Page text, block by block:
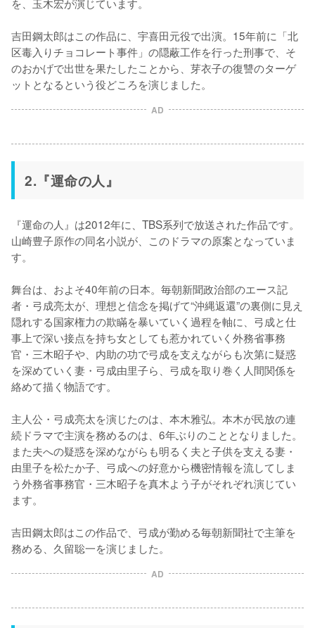
吉田鋼太郎はこの作品に、宇喜田元役で出演。15年前に「北
区毒入りチョコレート事件」の隠蔽工作を行った刑事で、そ
のおかげで出世を果たしたことから、芽衣子の復讐のターゲ
ットとなるという役どころを演じました。
AD
2.『運命の人』
『運命の人』は2012年に、TBS系列で放送された作品です。
山崎豊子原作の同名小説が、このドラマの原案となっていま
す。
舞台は、およそ40年前の日本。毎朝新聞政治部のエース記
者・弓成亮太が、理想と信念を掲げて“沖縄返還”の裏側に見え
隠れする国家権力の欺瞞を暴いていく過程を軸に、弓成と仕
事上で深い接点を持ち女としても惹かれていく外務省事務
官・三木昭子や、内助の功で弓成を支えながらも次第に疑惑
を深めていく妻・弓成由里子ら、弓成を取り巻く人間関係を
絡めて描く物語です。
主人公・弓成亮太を演じたのは、本木雅弘。本木が民放の連
続ドラマで主演を務めるのは、6年ぶりのこととなりました。
また夫への疑惑を深めながらも明るく夫と子供を支える妻・
由里子を松たか子、弓成への好意から機密情報を流してしま
う外務省事務官・三木昭子を真木よう子がそれぞれ演じてい
ます。
吉田鋼太郎はこの作品で、弓成が勤める毎朝新聞社で主筆を
務める、久留聡一を演じました。
AD